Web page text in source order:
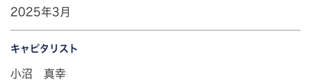
2025年3月
キャピタリスト
小沼 真幸